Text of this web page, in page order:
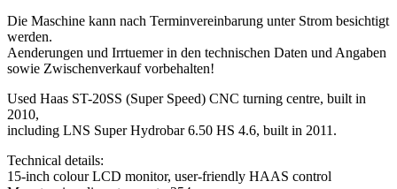
Die Maschine kann nach Terminvereinbarung unter Strom besichtigt
werden.
Aenderungen und Irrtuemer in den technischen Daten und Angaben
sowie Zwischenverkauf vorbehalten!
Used Haas ST-20SS (Super Speed) CNC turning centre, built in
2010,
including LNS Super Hydrobar 6.50 HS 4.6, built in 2011.
Technical details:
15-inch colour LCD monitor, user-friendly HAAS control